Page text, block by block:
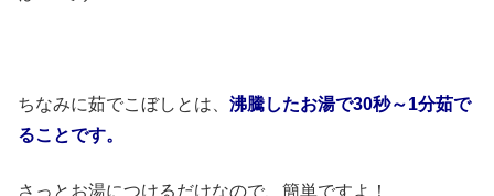
ちなみに茹でこぼしとは、 沸騰したお湯で30秒～1分茹で
ることです。
さっとお湯につけるだけなので、簡単ですよ！